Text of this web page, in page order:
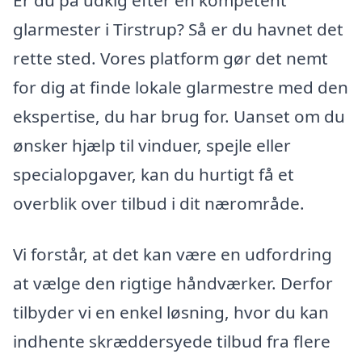
glarmester i Tirstrup? Så er du havnet det
rette sted. Vores platform gør det nemt
for dig at finde lokale glarmestre med den
ekspertise, du har brug for. Uanset om du
ønsker hjælp til vinduer, spejle eller
specialopgaver, kan du hurtigt få et
overblik over tilbud i dit nærområde.
Vi forstår, at det kan være en udfordring
at vælge den rigtige håndværker. Derfor
tilbyder vi en enkel løsning, hvor du kan
indhente skræddersyede tilbud fra flere